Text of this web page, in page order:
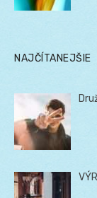
NAJČÍTANEJŠIE